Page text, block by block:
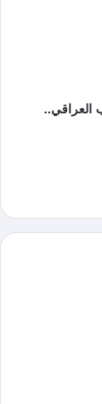
العراقي..